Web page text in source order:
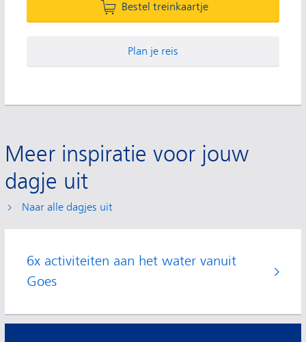
Bestel treinkaartje
Plan je reis
Meer inspiratie voor jouw
dagje uit
Naar alle dagjes uit
6x activiteiten aan het water vanuit
Goes